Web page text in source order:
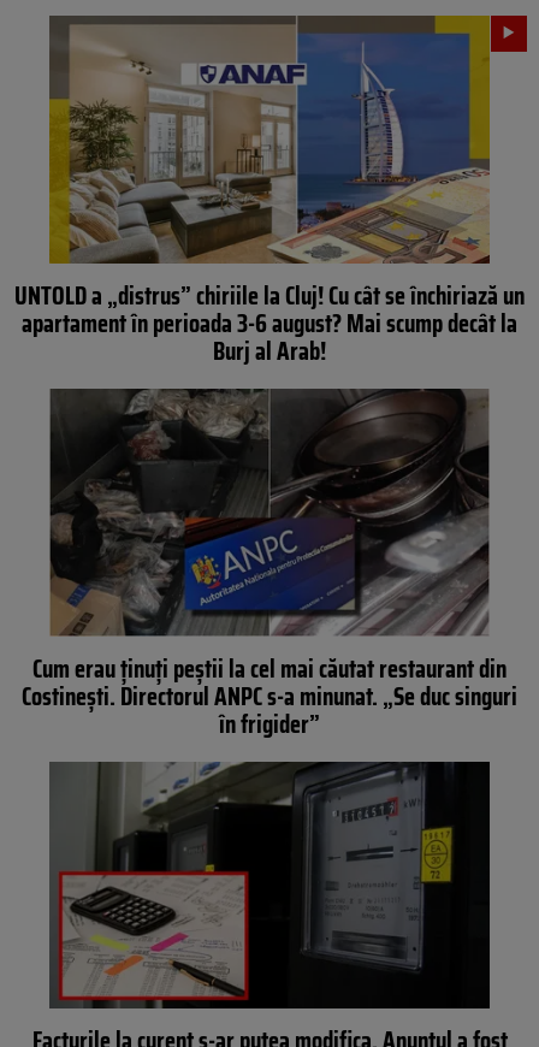
UNTOLD a „distrus” chiriile la Cluj! Cu cât se închiriază un
apartament în perioada 3-6 august? Mai scump decât la
Burj al Arab!
Cum erau ținuți peștii la cel mai căutat restaurant din
Costinești. Directorul ANPC s-a minunat. „Se duc singuri
în frigider”